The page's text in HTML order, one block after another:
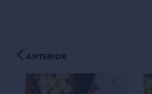
Anterior